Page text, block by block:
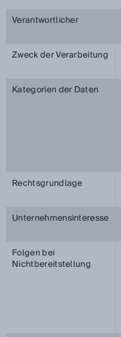
Verantwortlicher
Zweck der Verarbeitung
Kategorien der Daten
Rechtsgrundlage
Unternehmensinteresse
Folgen bei
Nichtbereitstellung